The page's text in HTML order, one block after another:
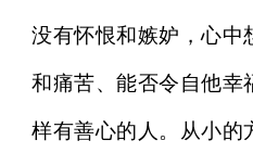
没有怀恨和嫉妒，心中
和痛苦、能否令自他幸
样有善心的人。从小的